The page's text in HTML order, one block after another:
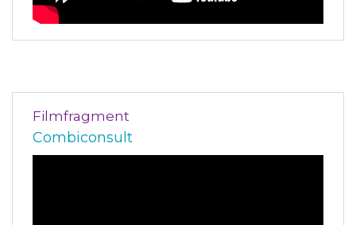
Filmfragment
Combiconsult